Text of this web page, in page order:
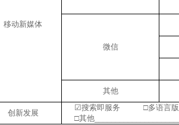
移动新媒体
微信
其他
创新发展
☑搜索即服务 □多语
□其他